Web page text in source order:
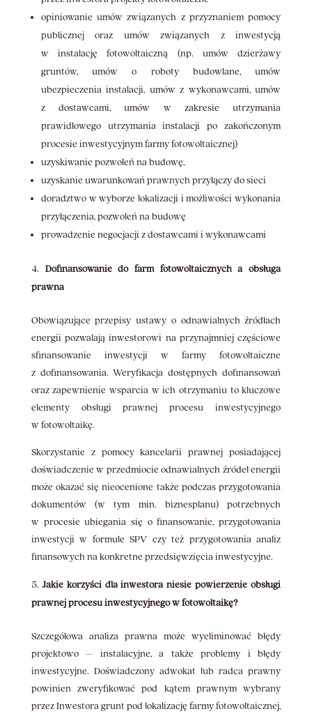
opiniowanie umów związanych z przyznaniem pomocy
publicznej oraz umów związanych z inwestycją
w instalację fotowoltaiczną (np. umów dzierżawy
gruntów, umów o roboty budowlane, umów
ubezpieczenia instalacji, umów z wykonawcami, umów
z dostawcami, umów w zakresie utrzymania
prawidłowego utrzymania instalacji po zakończonym
procesie inwestycyjnym farmy fotowoltaicznej)
uzyskiwanie pozwoleń na budowę,
uzyskanie uwarunkowań prawnych przyłączy do sieci
doradztwo w wyborze lokalizacji i możliwości wykonania
przyłączenia, pozwoleń na budowę
prowadzenie negocjacji z dostawcami i wykonawcami
Dofinansowanie do farm fotowoltaicznych a obsługa
prawna
Obowiązujące przepisy ustawy o odnawialnych źródłach
energii pozwalają inwestorowi na przynajmniej częściowe
sfinansowanie inwestycji w farmy fotowoltaiczne
z dofinansowania. Weryfikacja dostępnych dofinansowań
oraz zapewnienie wsparcia w ich otrzymaniu to kluczowe
elementy obsługi prawnej procesu inwestycyjnego
w fotowoltaikę.
Skorzystanie z pomocy kancelarii prawnej posiadającej
doświadczenie w przedmiocie odnawialnych źródeł energii
może okazać się nieocenione także podczas przygotowania
dokumentów (w tym min. biznesplanu) potrzebnych
w procesie ubiegania się o finansowanie, przygotowania
inwestycji w formule SPV czy też przygotowania analiz
finansowych na konkretne przedsięwzięcia inwestycyjne.
Jakie korzyści dla inwestora niesie powierzenie obsługi
prawnej procesu inwestycyjnego w fotowoltaikę?
Szczegółowa analiza prawna może wyeliminować błędy
projektowo – instalacyjne, a także problemy i błędy
inwestycyjne. Doświadczony adwokat lub radca prawny
powinien zweryfikować pod kątem prawnym wybrany
przez Inwestora grunt pod lokalizację farmy fotowoltaicznej,